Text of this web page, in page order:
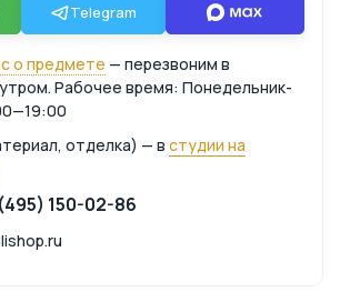
Telegram
о предмете — перезвоним в
Рабочее время: Понедельник-
отделка) — в студии на
150-02-86